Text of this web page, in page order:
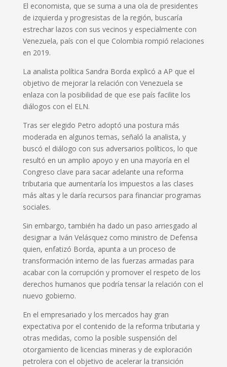
El economista, que se suma a una ola de presidentes
de izquierda y progresistas de la región, buscaría
estrechar lazos con sus vecinos y especialmente con
Venezuela, país con el que Colombia rompió relaciones
en 2019.
La analista política Sandra Borda explicó a AP que el
objetivo de mejorar la relación con Venezuela se
enlaza con la posibilidad de que ese país facilite los
diálogos con el ELN.
Tras ser elegido Petro adoptó una postura más
moderada en algunos temas, señaló la analista, y
buscó el diálogo con sus adversarios políticos, lo que
resultó en un amplio apoyo y en una mayoría en el
Congreso clave para sacar adelante una reforma
tributaria que aumentaría los impuestos a las clases
más altas y le daría recursos para financiar programas
sociales.
Sin embargo, también ha dado un paso arriesgado al
designar a Iván Velásquez como ministro de Defensa
quien, enfatizó Borda, apunta a un proceso de
transformación interno de las fuerzas armadas para
acabar con la corrupción y promover el respeto de los
derechos humanos que podría tensar la relación con el
nuevo gobierno.
En el empresariado y los mercados hay gran
expectativa por el contenido de la reforma tributaria y
otras medidas, como la posible suspensión del
otorgamiento de licencias mineras y de exploración
petrolera con el objetivo de acelerar la transición